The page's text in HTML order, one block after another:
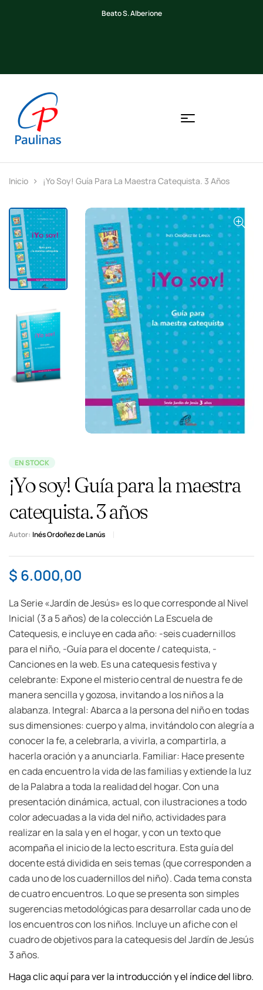
Beato S. Alberione
Inicio ¡Yo Soy! Guía Para La Maestra Catequista. 3 Años
EN STOCK
¡Yo soy! Guía para la maestra
catequista. 3 años
Autor: Inés Ordoñez de Lanús
$ 6.000,00
La Serie «Jardín de Jesús» es lo que corresponde al Nivel
Inicial (3 a 5 años) de la colección La Escuela de
Catequesis, e incluye en cada año: -seis cuadernillos
para el niño, -Guía para el docente / catequista, -
Canciones en la web. Es una catequesis festiva y
celebrante: Expone el misterio central de nuestra fe de
manera sencilla y gozosa, invitando a los niños a la
alabanza. Integral: Abarca a la persona del niño en todas
sus dimensiones: cuerpo y alma, invitándolo con alegría a
conocer la fe, a celebrarla, a vivirla, a compartirla, a
hacerla oración y a anunciarla. Familiar: Hace presente
en cada encuentro la vida de las familias y extiende la luz
de la Palabra a toda la realidad del hogar. Con una
presentación dinámica, actual, con ilustraciones a todo
color adecuadas a la vida del niño, actividades para
realizar en la sala y en el hogar, y con un texto que
acompaña el inicio de la lecto escritura. Esta guía del
docente está dividida en seis temas (que corresponden a
cada uno de los cuadernillos del niño). Cada tema consta
de cuatro encuentros. Lo que se presenta son simples
sugerencias metodológicas para desarrollar cada uno de
los encuentros con los niños. Incluye un afiche con el
cuadro de objetivos para la catequesis del Jardín de Jesús
3 años.
Haga clic aquí para ver la introducción y el índice del libro.